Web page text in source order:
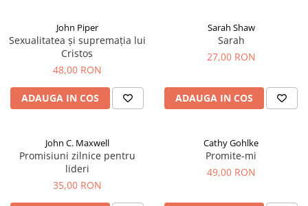
John Piper
Sexualitatea și supremația lui
Cristos
48,00 RON
ADAUGA IN COS
Sarah Shaw
Sarah
27,00 RON
ADAUGA IN COS
John C. Maxwell
Promisiuni zilnice pentru
lideri
35,00 RON
Cathy Gohlke
Promite-mi
49,00 RON